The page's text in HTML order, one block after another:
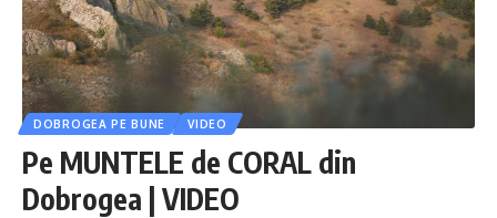
DOBROGEA PE BUNE VIDEO
Pe MUNTELE de CORAL din
Dobrogea | VIDEO